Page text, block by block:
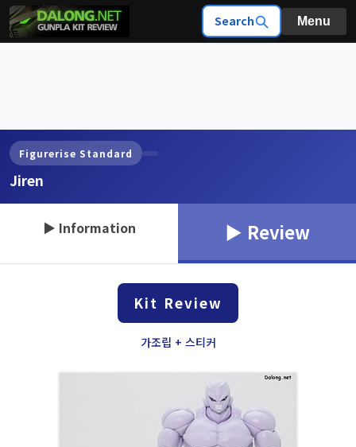
Search Menu
Figurerise Standard
Jiren
▶ Information ▶ Review
Kit Review
가조립 + 스티커